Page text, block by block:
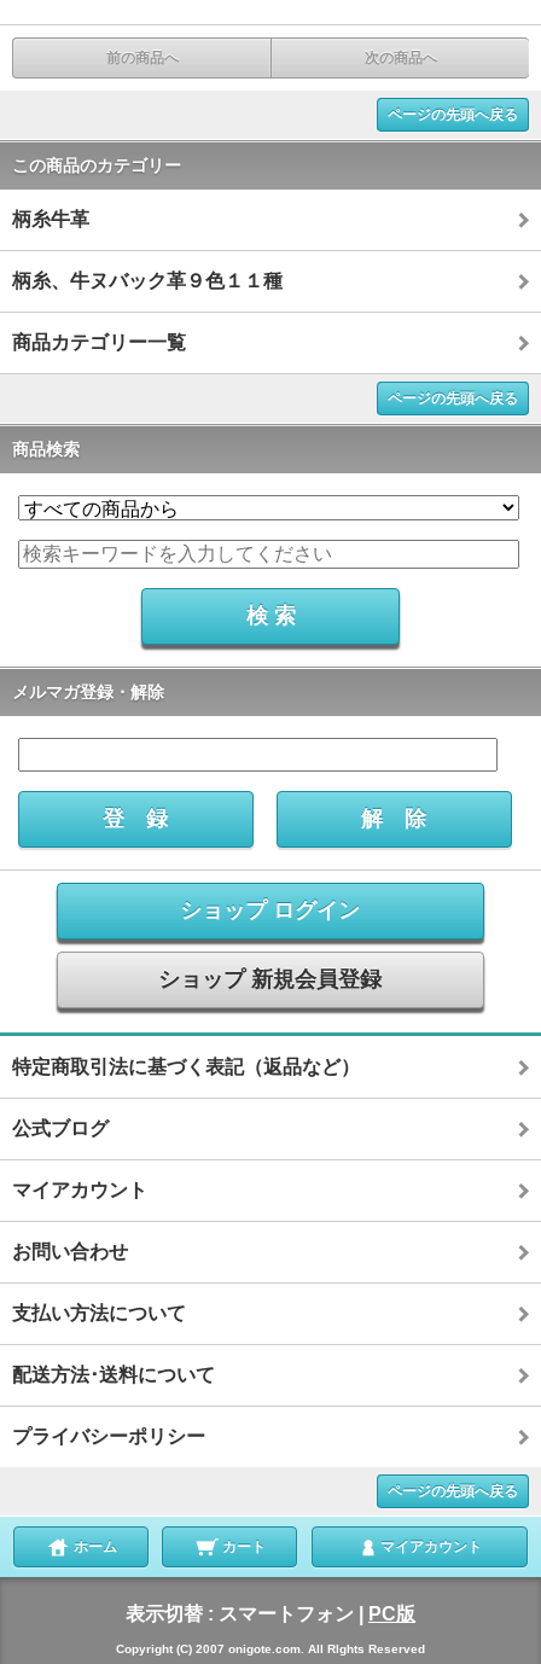
前の商品へ 次の商品へ
ページの先頭へ戻る
この商品のカテゴリー
柄糸牛革
柄糸、牛ヌバック革９色１１種
商品カテゴリー一覧
ページの先頭へ戻る
商品検索
メルマガ登録・解除
ショップ ログイン
ショップ 新規会員登録
特定商取引法に基づく表記（返品など）
公式ブログ
マイアカウント
お問い合わせ
支払い方法について
配送方法･送料について
プライバシーポリシー
ページの先頭へ戻る
ホーム カート マイアカウント
表示切替 : スマートフォン PC版
Copyright (C) 2007 onigote.com. All Rlghts Reserved